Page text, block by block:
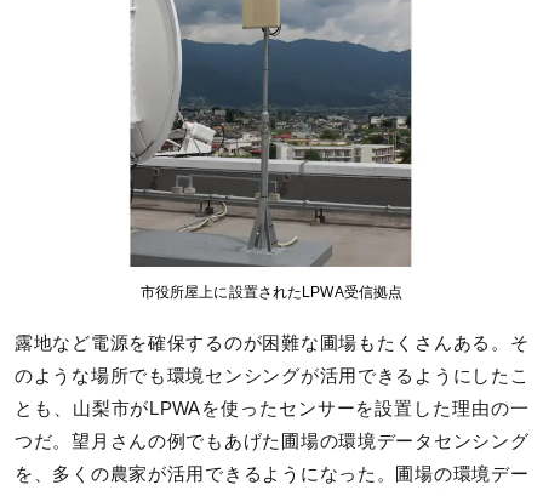
市役所屋上に設置されたLPWA受信拠点
露地など電源を確保するのが困難な圃場もたくさんある。そ
のような場所でも環境センシングが活用できるようにしたこ
とも、山梨市がLPWAを使ったセンサーを設置した理由の一
つだ。望月さんの例でもあげた圃場の環境データセンシング
を、多くの農家が活用できるようになった。圃場の環境デー